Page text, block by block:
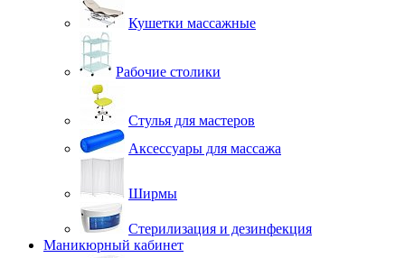
Кушетки массажные
Рабочие столики
Стулья для мастеров
Аксессуары для массажа
Ширмы
Стерилизация и дезинфекция
Маникюрный кабинет